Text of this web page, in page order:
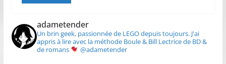
adametender
Un brin geek, passionnée de LEGO depuis toujours.J'ai
appris à lire avec la méthode Boule & Bill Lectrice de BD &
de romans
@adametender